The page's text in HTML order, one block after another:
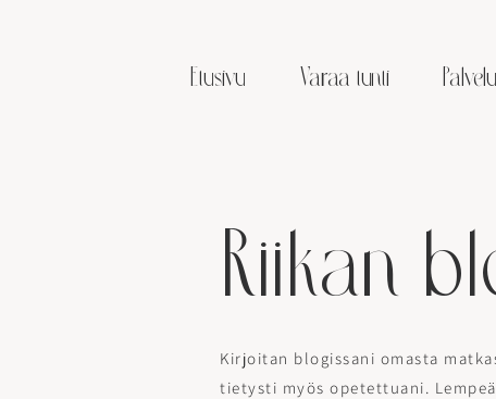
Etusivu Varaa tunti
Riikan
Kirjoitan blogissani omasta
tietysti myös opetettuani.